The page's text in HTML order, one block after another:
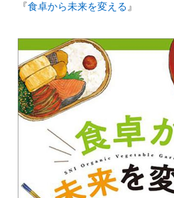
『食卓から未来を変える 』